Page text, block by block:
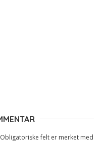
Obligatoriske felt er merket med